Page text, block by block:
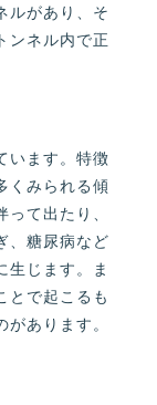
ルがあり、そ
ンネル内で正
います。特徴
くみられる傾
て出たり、
、糖尿病など
生じます。ま
とで起こるも
あります。